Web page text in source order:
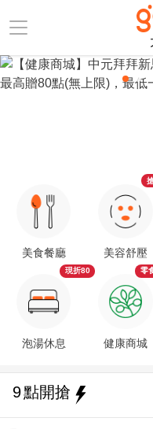
美食餐廳
泡湯休息
現折80
美容舒壓
健康商城
零
9點開搶